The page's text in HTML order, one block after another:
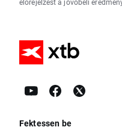
előrejelzést a jövőbeli
Fektessen be